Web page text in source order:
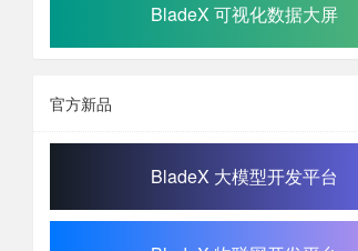
BladeX 可视化数据大屏
官方新品
BladeX 大模型开发平台